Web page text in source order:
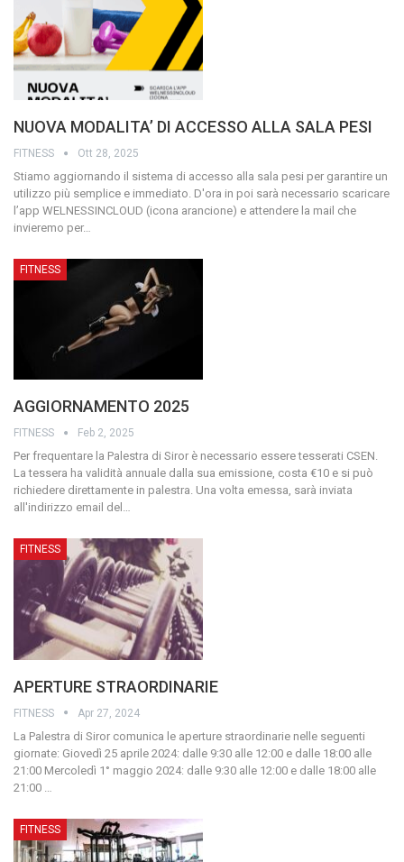
NUOVA MODALITA’ DI ACCESSO ALLA SALA PESI
FITNESS Ott 28, 2025
Stiamo aggiornando il sistema di accesso alla sala pesi per garantire un
utilizzo più semplice e immediato. D'ora in poi sarà necessario scaricare
l’app WELNESSINCLOUD (icona arancione) e attendere la mail che
invieremo per…
FITNESS
AGGIORNAMENTO 2025
FITNESS Feb 2, 2025
Per frequentare la Palestra di Siror è necessario essere tesserati CSEN.
La tessera ha validità annuale dalla sua emissione, costa €10 e si può
richiedere direttamente in palestra. Una volta emessa, sarà inviata
all'indirizzo email del …
FITNESS
APERTURE STRAORDINARIE
FITNESS Apr 27, 2024
La Palestra di Siror comunica le aperture straordinarie nelle seguenti
giornate: Giovedì 25 aprile 2024: dalle 9:30 alle 12:00 e dalle 18:00 alle
21:00 Mercoledì 1° maggio 2024: dalle 9:30 alle 12:00 e dalle 18:00 alle
21:00
FITNESS